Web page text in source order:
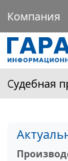
Компания
Судебная